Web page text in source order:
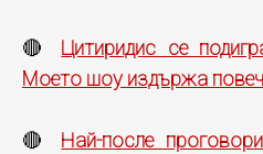
🔴 Цитиридис се
Моето шоу издържа
🔴 Най-после